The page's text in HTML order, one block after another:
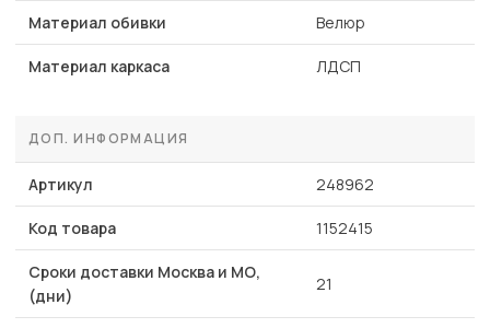
Материал обивки Велюр
Материал каркаса ЛДСП
ДОП. ИНФОРМАЦИЯ
Артикул 248962
Код товара 1152415
Сроки доставки Москва и МО,
(дни)
21